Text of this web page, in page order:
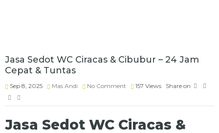
Jasa Sedot WC Ciracas & Cibubur – 24 Jam
Cepat & Tuntas
Sep 8, 2025 Mas Andi No Comment 157 Views Share on
Jasa Sedot WC Ciracas &